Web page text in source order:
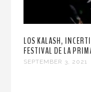
LOS KALASH,
FESTIVAL DE LA
SEPTEMBER 3, 2021